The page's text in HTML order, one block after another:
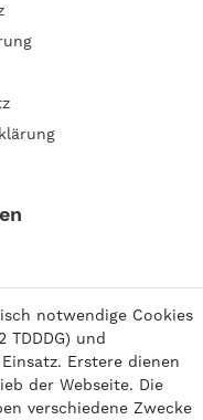
notwendige Cookies
TDDDG) und
Erstere dienen
der Webseite. Die
verschiedene Zwecke